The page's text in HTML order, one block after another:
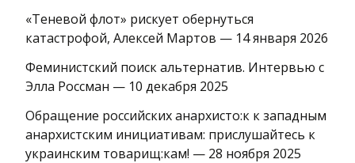
«Теневой флот» рискует обернуться
катастрофой, Алексей Мартов — 14 января 2026
Феминистский поиск альтернатив. Интервью с
Элла Россман — 10 декабря 2025
Обращение российских анархисто:к к западным
анархистским инициативам: прислушайтесь к
украинским товарищ:кам! — 28 ноября 2025